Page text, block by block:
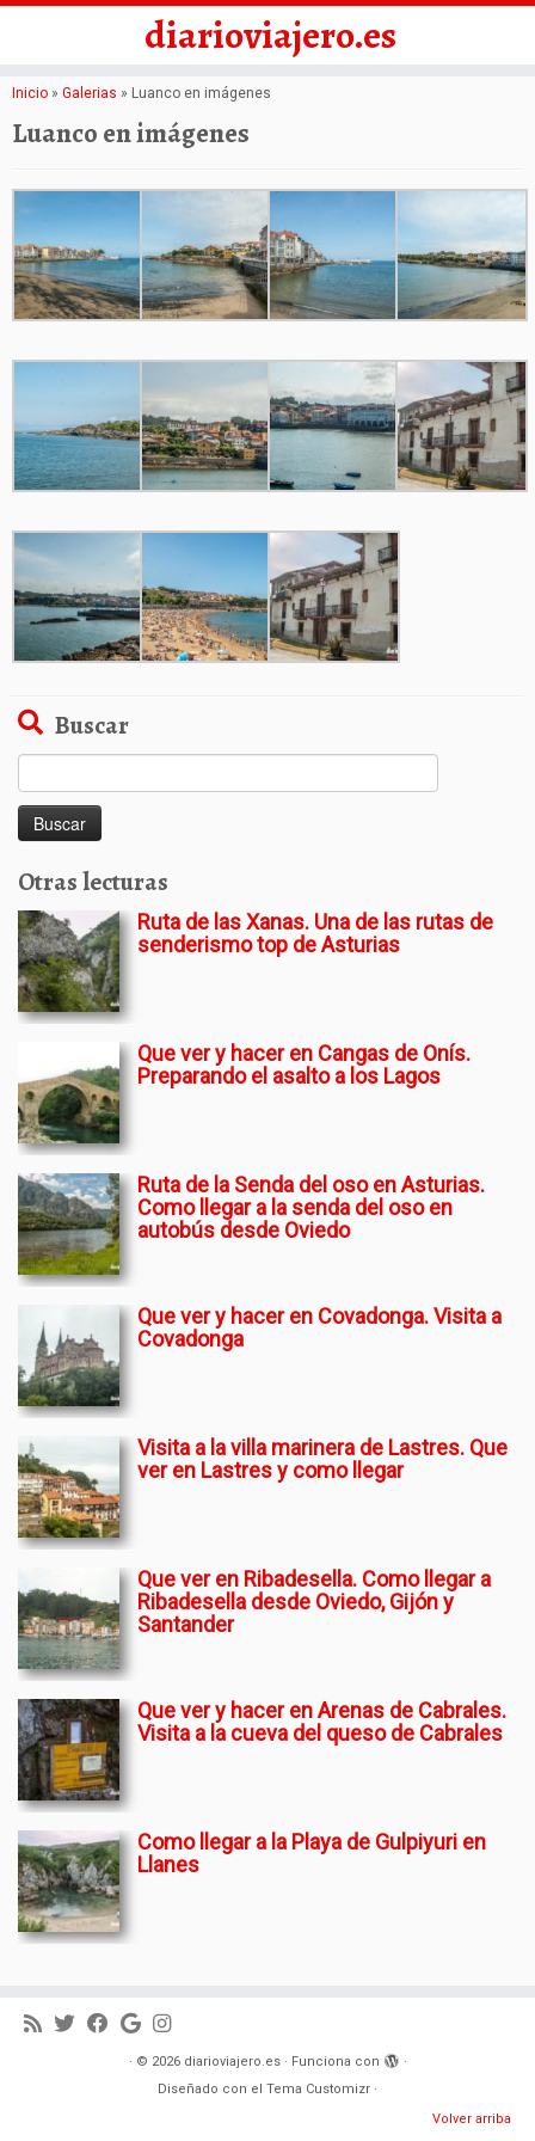
Saltar
al
diarioviajero.es
Inicio » Galerias » Luanco en imágenes
Luanco en imágenes
Buscar
Otras lecturas
Ruta de las Xanas. Una de las rutas de
senderismo top de Asturias
Que ver y hacer en Cangas de Onís.
Preparando el asalto a los Lagos
Ruta de la Senda del oso en Asturias.
Como llegar a la senda del oso en
autobús desde Oviedo
Que ver y hacer en Covadonga. Visita a
Covadonga
Visita a la villa marinera de Lastres. Que
ver en Lastres y como llegar
Que ver en Ribadesella. Como llegar a
Ribadesella desde Oviedo, Gijón y
Santander
Que ver y hacer en Arenas de Cabrales.
Visita a la cueva del queso de Cabrales
Como llegar a la Playa de Gulpiyuri en
Llanes
· © 2026 diarioviajero.es· Funciona con
·
Diseñado con el Tema Customizr ·
Volver arriba